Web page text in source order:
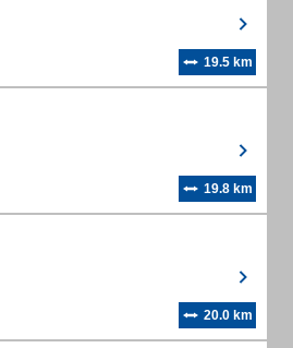
19.5 km
19.8 km
20.0 km